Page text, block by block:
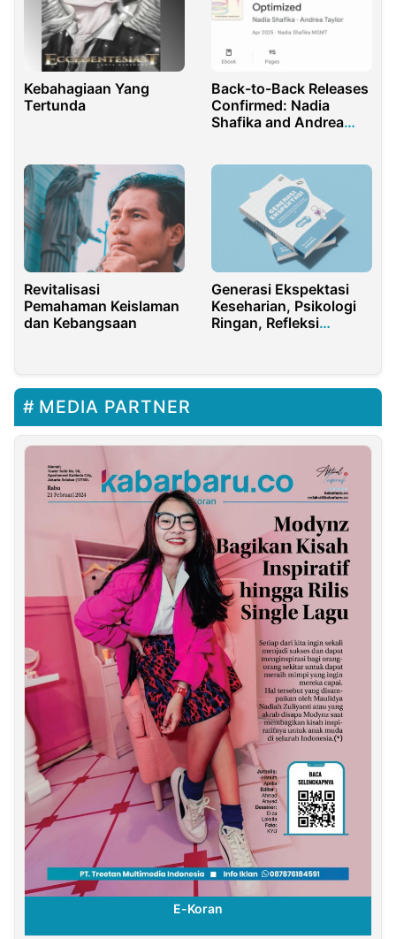
Kebahagiaan Yang
Tertunda
Back-to-Back Releases
Confirmed: Nadia
Shafika and Andrea
Revitalisasi
Pemahaman Keislaman
dan Kebangsaan
Generasi Ekspektasi
Keseharian, Psikologi
Ringan, Refleksi
MEDIA PARTNER
E-Koran